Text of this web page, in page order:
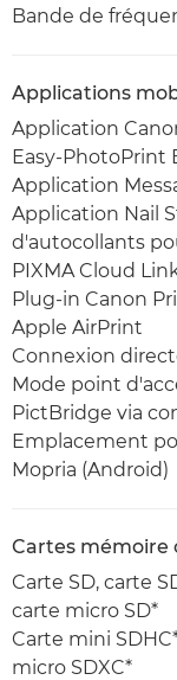
Bande de
Applications
Application
Easy-PhotoPrint
Application
Application Nail
d'autocollants
PIXMA Cloud
Plug-in Canon
Apple AirPrint
Connexion
Mode point
PictBridge via
Emplacement
Mopria (Android)
Cartes mémoire
Carte SD, carte
carte micro SD*
Carte mini
micro SDXC*